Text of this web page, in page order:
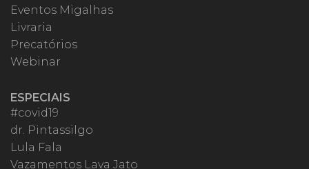
Eventos Migalhas
Livraria
Precatórios
Webinar
ESPECIAIS
#covid19
dr. Pintassilgo
Lula Fala
Vazamentos Lava Jato